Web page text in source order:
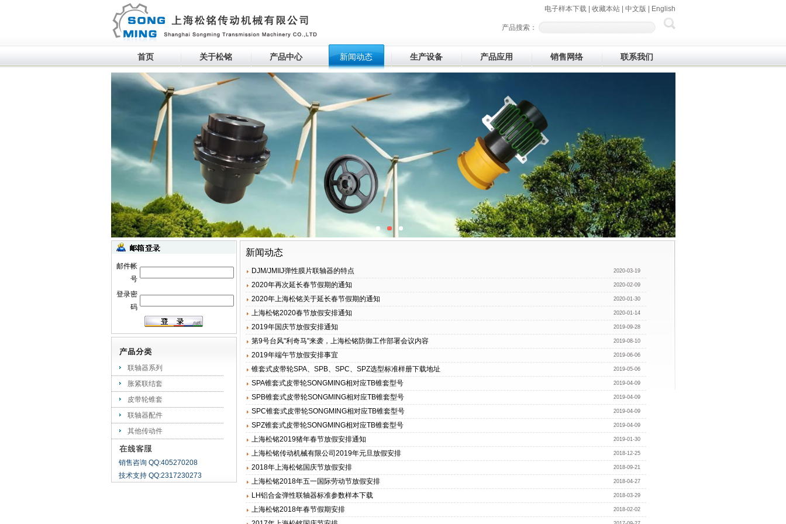
电子样本下载| 收藏本站| 中文版 English
产品搜索：
首页 关于松铭 产品中心 新闻动态 生产设备 产品应用 销售网络 联系我们
生产设备滚动
新闻动态
DJM/JMIIJ弹性膜片联轴器的特点 2020-03-19
2020年再次延长春节假期的通知 2020-02-09
2020年上海松铭关于延长春节假期的通知 2020-01-30
上海松铭2020春节放假安排通知 2020-01-14
2019年国庆节放假安排通知 2019-09-28
第9号台风"利奇马"来袭，上海松铭防御工作部署会议内容 2019-08-10
2019年端午节放假安排事宜 2019-06-06
锥套式皮带轮SPA、SPB、SPC、SPZ选型标准样册下载地址 2019-05-06
SPA锥套式皮带轮SONGMING相对应TB锥套型号 2019-04-09
SPB锥套式皮带轮SONGMING相对应TB锥套型号 2019-04-09
SPC锥套式皮带轮SONGMING相对应TB锥套型号 2019-04-09
SPZ锥套式皮带轮SONGMING相对应TB锥套型号 2019-04-09
上海松铭2019猪年春节放假安排通知 2019-01-30
上海松铭传动机械有限公司2019年元旦放假安排 2018-12-25
2018年上海松铭国庆节放假安排 2018-09-21
上海松铭2018年五一国际劳动节放假安排 2018-04-27
LH铝合金弹性联轴器标准参数样本下载 2018-03-29
上海松铭2018年春节假期安排 2018-02-02
邮件帐
号
登录密
码
联轴器系列
胀紧联结套
皮带轮锥套
联轴器配件
其他传动件
销售咨询 QQ:405270208
技术支持 QQ:2317230273